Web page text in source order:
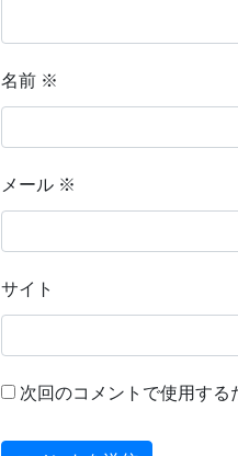
名前 ※
メール ※
サイト
次回のコメントで使用する